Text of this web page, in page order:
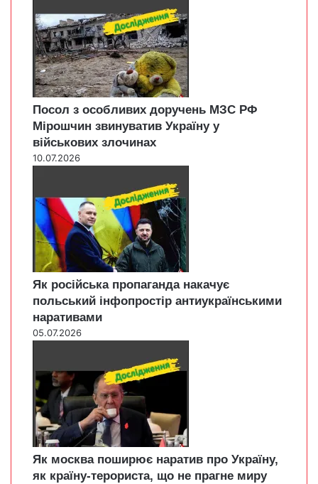
Посол з особливих доручень МЗС РФ
Мірошчин звинуватив Україну у
військових злочинах
10.07.2026
Як російська пропаганда накачує
польський інфопростір антиукраїнськими
наративами
05.07.2026
Як москва поширює наратив про Україну,
як країну-терориста, що не прагне миру